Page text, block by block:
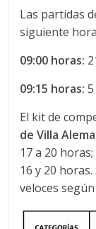
Las partidas
siguiente
09:00 horas:
09:15 horas:
El kit de
de Villa
17 a 20
16 y 20
veloces